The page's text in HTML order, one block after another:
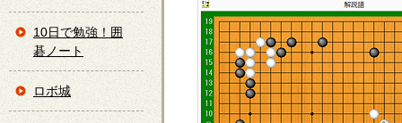
10日で勉強！囲
碁ノート
ロボ城